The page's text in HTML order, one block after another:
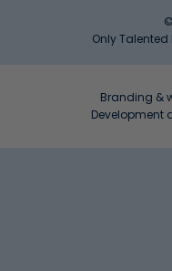
Only Talented
Branding &
Development